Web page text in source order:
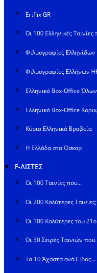
Ertflix GR
Οι 100 Ελληνικές
Φιλμογραφίες
Φιλμογραφίες Ελλήνων
Ελληνικό Box-Office
Ελληνικό Box-Office
Κύρια Ελληνικά Βραβεία
Η Ελλάδα στα Όσκαρ
F-ΛΙΣΤΕΣ
Οι 100 Ταινίες που…
Οι 200 Καλύτερες
Οι 100 Καλύτερες του
Οι 50 Σειρές Ταινιών
Τα 10 Άχαστα ανά Είδος…